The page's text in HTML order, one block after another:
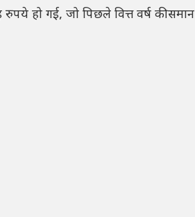
हो गई, जो पिछले वित्त वर्ष की समान